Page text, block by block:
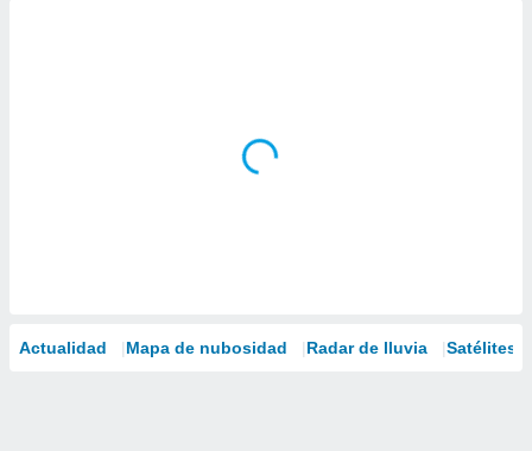
Actualidad Mapa de nubosidad Radar de lluvia Satélites